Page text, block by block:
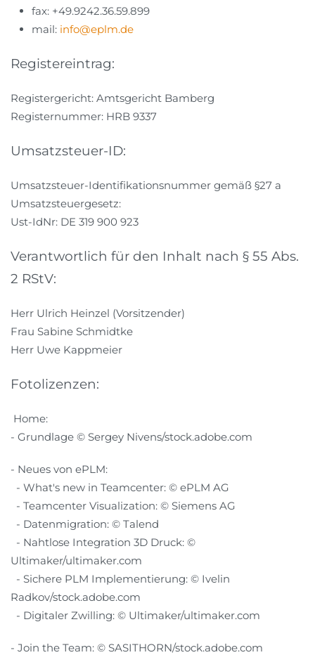
fax: +49.9242.36.59.899
mail: info@eplm.de
Registereintrag:
Registergericht: Amtsgericht Bamberg
Registernummer: HRB 9337
Umsatzsteuer-ID:
Umsatzsteuer-Identifikationsnummer gemäß §27 a
Umsatzsteuergesetz:
Ust-IdNr: DE 319 900 923
Verantwortlich für den Inhalt nach § 55 Abs.
2 RStV:
Herr Ulrich Heinzel (Vorsitzender)
Frau Sabine Schmidtke
Herr Uwe Kappmeier
Fotolizenzen:
Home:
- Grundlage © Sergey Nivens/stock.adobe.com
- Neues von ePLM:
- What's new in Teamcenter: © ePLM AG
- Teamcenter Visualization: © Siemens AG
- Datenmigration: © Talend
- Nahtlose Integration 3D Druck: ©
Ultimaker/ultimaker.com
- Sichere PLM Implementierung: © Ivelin
Radkov/stock.adobe.com
- Digitaler Zwilling: © Ultimaker/ultimaker.com
- Join the Team: © SASITHORN/stock.adobe.com